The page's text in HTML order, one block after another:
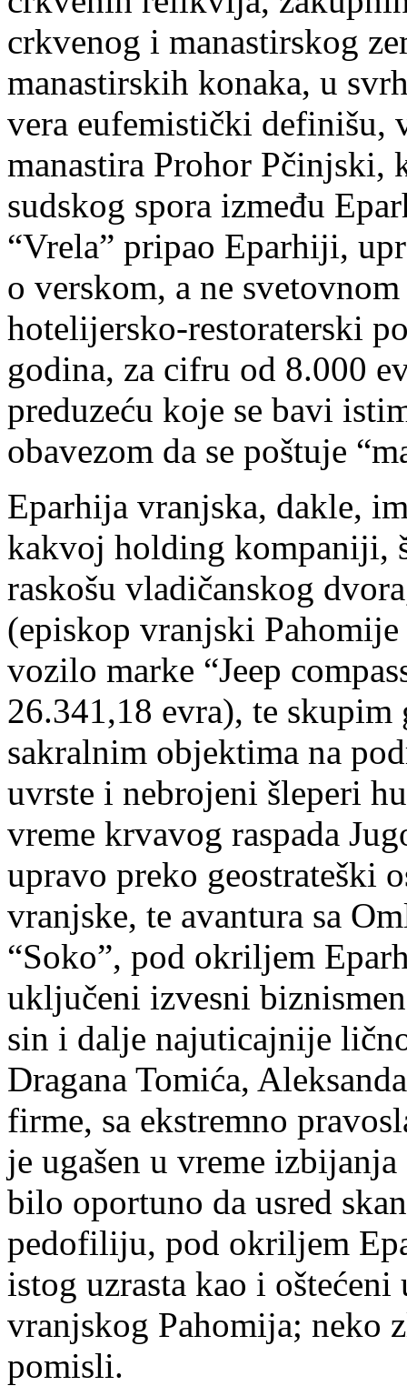
crkvenog i manastirskog
manastirskih konaka, u
vera eufemistički definišu,
manastira Prohor Pčinjski,
sudskog spora između
“Vrela” pripao Eparhiji,
o verskom, a ne
hotelijersko-restoraterski
godina, za cifru od 8.000
preduzeću koje se bavi
obavezom da se poštuje
Eparhija vranjska, dakle,
kakvoj holding kompaniji,
raskošu vladičanskog
(episkop vranjski
vozilo marke “Jeep
26.341,18 evra), te
sakralnim objektima na
uvrste i nebrojeni šleperi
vreme krvavog raspada
upravo preko geostrateški
vranjske, te avantura sa
“Soko”, pod okriljem
uključeni izvesni
sin i dalje najuticajnije
Dragana Tomića,
firme, sa ekstremno
je ugašen u vreme
bilo oportuno da usred
pedofiliju, pod okriljem
istog uzrasta kao i
vranjskog Pahomija; neko
pomisli.